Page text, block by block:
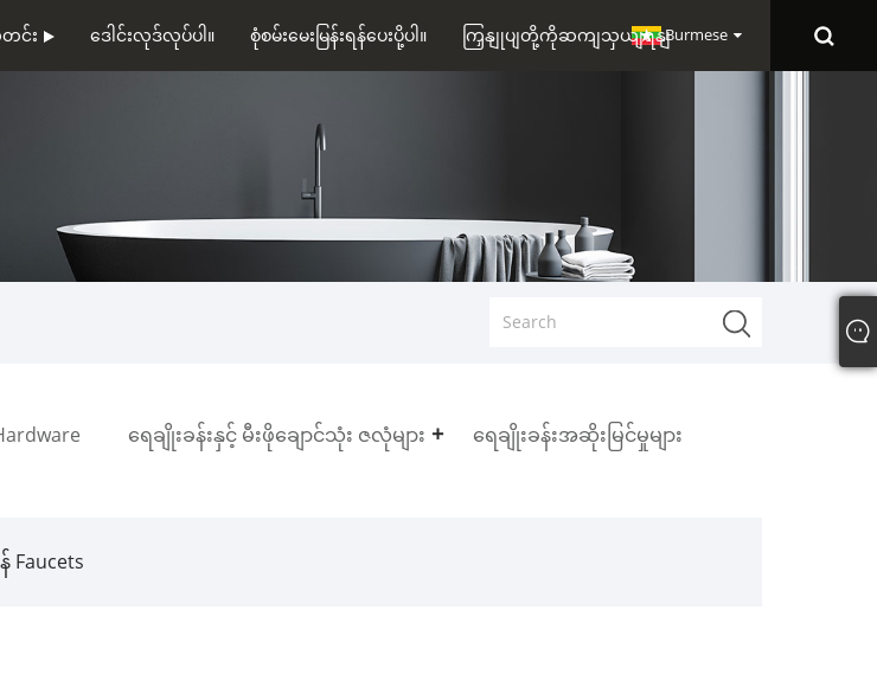
င်း ဒေါင်းလုဒ်လုပ်ပါ။ စုံစမ်းမေးမြန်းရန်ပေးပို့ပါ။ ကြှနျုပျတို့ကိုဆကျသှယျရနျBurmese
ရေချိုးခန်းနှင့် မီးဖိုချောင်သုံး ဇလုံများ ရေချိုးခန်းအဆိုးမြင်မှုများ
Faucets